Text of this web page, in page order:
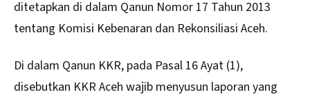
ditetapkan di dalam Qanun Nomor 17 Tahun 2013
tentang Komisi Kebenaran dan Rekonsiliasi Aceh.
Di dalam Qanun KKR, pada Pasal 16 Ayat (1),
disebutkan KKR Aceh wajib menyusun laporan yang